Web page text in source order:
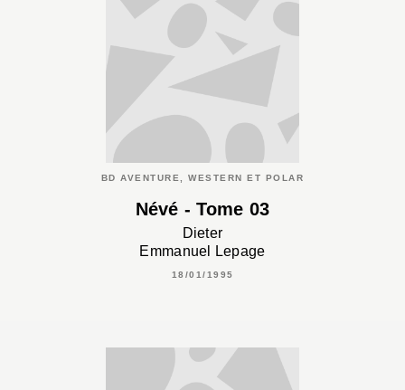
BD AVENTURE, WESTERN ET POLAR
Névé - Tome 03
Dieter
Emmanuel Lepage
18/01/1995